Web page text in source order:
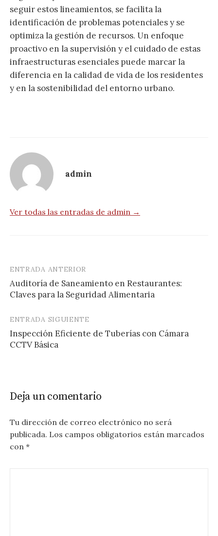
seguir estos lineamientos, se facilita la
identificación de problemas potenciales y se
optimiza la gestión de recursos. Un enfoque
proactivo en la supervisión y el cuidado de estas
infraestructuras esenciales puede marcar la
diferencia en la calidad de vida de los residentes
y en la sostenibilidad del entorno urbano.
admin
Ver todas las entradas de admin →
Navegación
de
ENTRADA ANTERIOR
Auditoría de Saneamiento en Restaurantes:
Claves para la Seguridad Alimentaria
ENTRADA SIGUIENTE
Inspección Eficiente de Tuberías con Cámara
CCTV Básica
Deja un comentario
Tu dirección de correo electrónico no será
publicada. Los campos obligatorios están marcados
con *